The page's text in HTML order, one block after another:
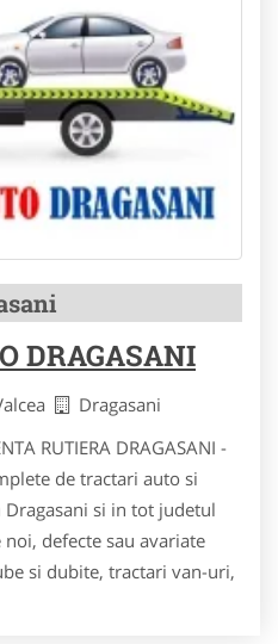
DRAGASANI
Dragasani
RUTIERA DRAGASANI -
de tractari auto si
si in tot judetul
defecte sau avariate
si dubite, tractari van-uri,